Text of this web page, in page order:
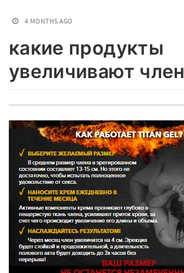
4 MONTHS AGO
какие продукты
увеличивают член